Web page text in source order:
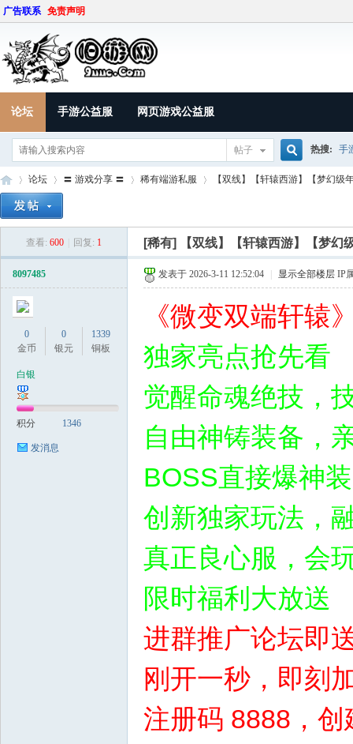
广告联系 免责声明
论坛 手游公益服 网页游戏公益服
帖子
搜
索
热搜: 手
论坛
›
〓 游戏分享 〓 稀有端游私服
›
【双线】【轩辕西游】【梦幻级
查看: 600 回复: 1 [稀有] 【双线】【轩辕西游】【梦幻
8097485
0
金币
0
银元
1339
铜板
白银
积分 1346
发消息
发表于 2026-3-11 12:52:04 显示全部楼层 IP
《微变双端轩辕
独家亮点抢先看
觉醒命魂绝技，
自由神铸装备，
BOSS直接爆神
创新独家玩法，
真正良心服，会
限时福利大放送
进群推广论坛即
刚开一秒，即刻
注册码 8888，